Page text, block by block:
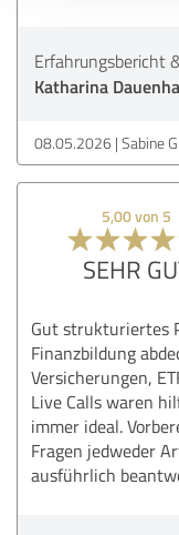
Erfahrungsbericht
Katharina
08.05.2026 Sabine G.
5,00 von 5
SEHR
Gut strukturiertes
Finanzbildung
Versicherungen,
Live Calls waren
immer ideal.
Fragen jedweder
ausführlich